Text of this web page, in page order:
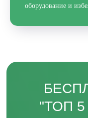
оборудование и
Заполняя форму, вы даете